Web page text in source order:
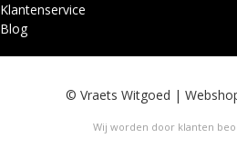
Klantenservice
Blog
© Vraets Witgoed |
Wij worden door klanten